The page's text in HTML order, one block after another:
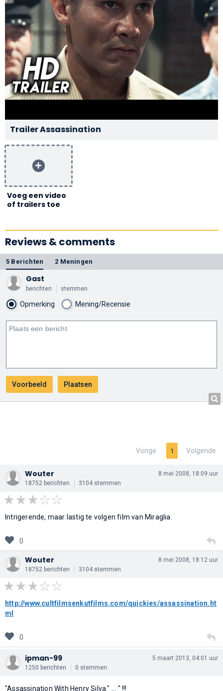
Trailer Assassination
Voeg een video
of trailers toe
Reviews & comments
5 Berichten 2 Meningen
Gast
berichten stemmen
Opmerking Mening/Recensie
Vorige 1 Volgende
Wouter
18752 berichten 3104 stemmen
8 mei 2008, 18:09 uur
Intrigerende, maar lastig te volgen film van Miraglia.
0
Wouter
18752 berichten 3104 stemmen
8 mei 2008, 18:12 uur
http://www.cultfilmsenkutfilms.com/quickies/assassination.ht
ml
0
ipman-99
1250 berichten 0 stemmen
5 maart 2013, 04:01 uur
"Assassination With Henry Silva." ... " !!!